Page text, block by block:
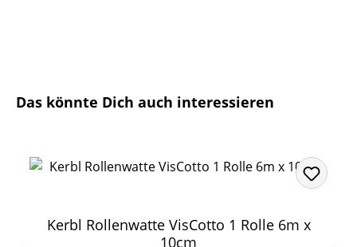
Produktgalerie überspringen
Das könnte Dich auch interessieren
Kerbl Rollenwatte VisCotto 1 Rolle 6m x
10cm